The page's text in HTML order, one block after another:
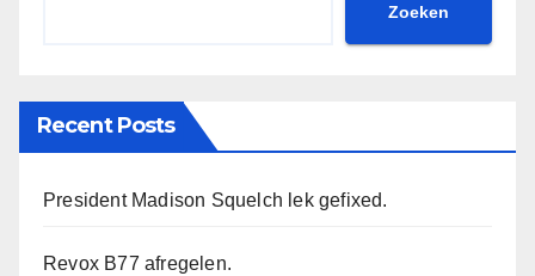
Zoeken
Recent Posts
President Madison Squelch lek gefixed.
Revox B77 afregelen.